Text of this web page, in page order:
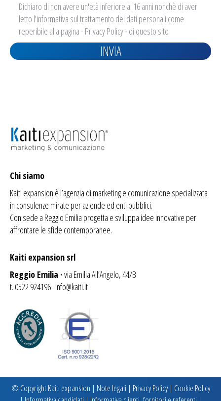
Dichiaro di non avere un'età inferiore ai 16 anni nonchè di aver
letto l'informativa sul trattamento dei dati personali come
reperibile alla pagina - Privacy Policy- di questo sito
Chi siamo
Kaiti expansion è l’agenzia di marketinge comunicazione specializzata
in consulenze mirate per aziende ed enti pubblici.
Con sede a Reggio Emilia progetta e sviluppa idee innovative per
affrontare le sfide contemporanee.
Kaiti expansion srl
Reggio Emilia ·via Emilia All’Angelo, 44/B
t. 0522 924196 · info@kaiti.it
© Copyright Kaiti expansion | Note legali | Privacy Policy| Cookie Policy